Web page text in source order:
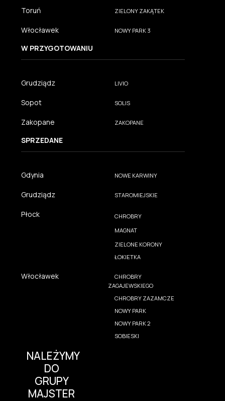
Toruń ZIELONY ZAKĄTEK
Włocławek NOWY PARK 3
W PRZYGOTOWANIU
Grudziądz LIVIO
Sopot SOLIS
Zakopane ZAKOPANE
SPRZEDANE
Gdynia NOWE KARWINY
Grudziądz STAROMIEJSKIE
Płock
CHROBRY
MAGNAT
ZIELONE KORONY
ŁOKIETKA
Włocławek
CHROBRY
ZAGAJEWSKIEGO
CHROBRY ZAZAMCZE
NOWY PARK
NOWY PARK 2
SOBIESKI
NALEŻYMY
DO
GRUPY
MAJSTER